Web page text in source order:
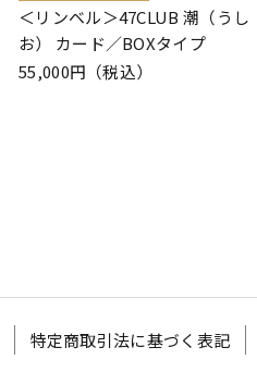
＜リンベル＞47CLUB 潮（うし
お） カード／BOXタイプ
55,000円（税込）
特定商取引法に基づく表記